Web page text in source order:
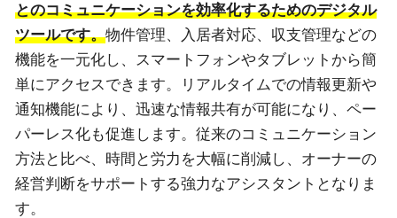
とのコミュニケーションを効率化するためのデジタル
ツールです。物件管理、入居者対応、収支管理などの
機能を一元化し、スマートフォンやタブレットから簡
単にアクセスできます。リアルタイムでの情報更新や
通知機能により、迅速な情報共有が可能になり、ペー
パーレス化も促進します。従来のコミュニケーション
方法と比べ、時間と労力を大幅に削減し、オーナーの
経営判断をサポートする強力なアシスタントとなりま
す。